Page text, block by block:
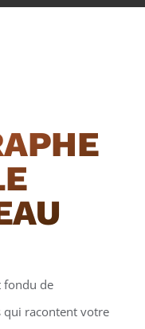
fondu de
qui racontent votre